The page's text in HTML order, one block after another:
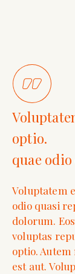
optio.
quae
Voluptatem
odio quasi
dolorum.
voluptas
optio.
est aut.